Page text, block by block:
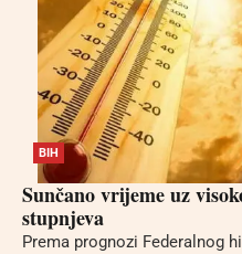
BIH
Sunčano vrijeme uz
stupnjeva
Prema prognozi Federalnog